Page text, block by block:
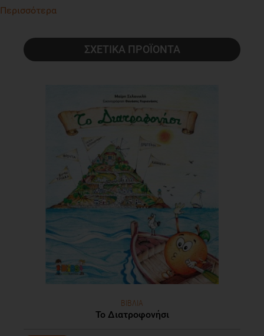
Περισσότερα
ΣΧΕΤΙΚΑ ΠΡΟΪΟΝΤΑ
ΒΙΒΛΙΑ
Το Διατροφονήσι